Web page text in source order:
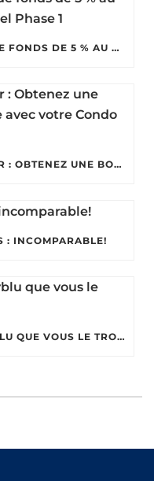
NOUS PAYONS VOTRE MISE DE FONDS DE 5 % AU SKYBLÜ CONDOS – CITÉ MIRABEL PHASE 1
PROMO SPÉCIALE DE FÉVRIER : OBTENEZ UNE BORNE DE RECHARGE GRATUITE AVEC VOTRE CONDO SKYBLÜ À LA CITÉ MIRABEL
: INCOMPARABLE!
LE BONHEUR? C’EST AU SKYBLU QUE VOUS LE TROUVEREZ!